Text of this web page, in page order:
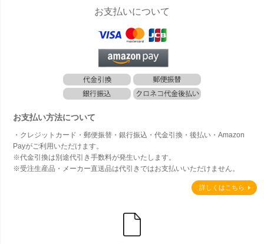
お支払いについて
お支払い方法について
・クレジットカード・郵便振替・銀行振込・代金引換・後払い・Amazon
Payがご利用いただけます。
※代金引換は別途代引き手数料が発生いたします。
※受注生産品・メーカー直送品は代引きではお支払いいただけません。
詳しくはこちら